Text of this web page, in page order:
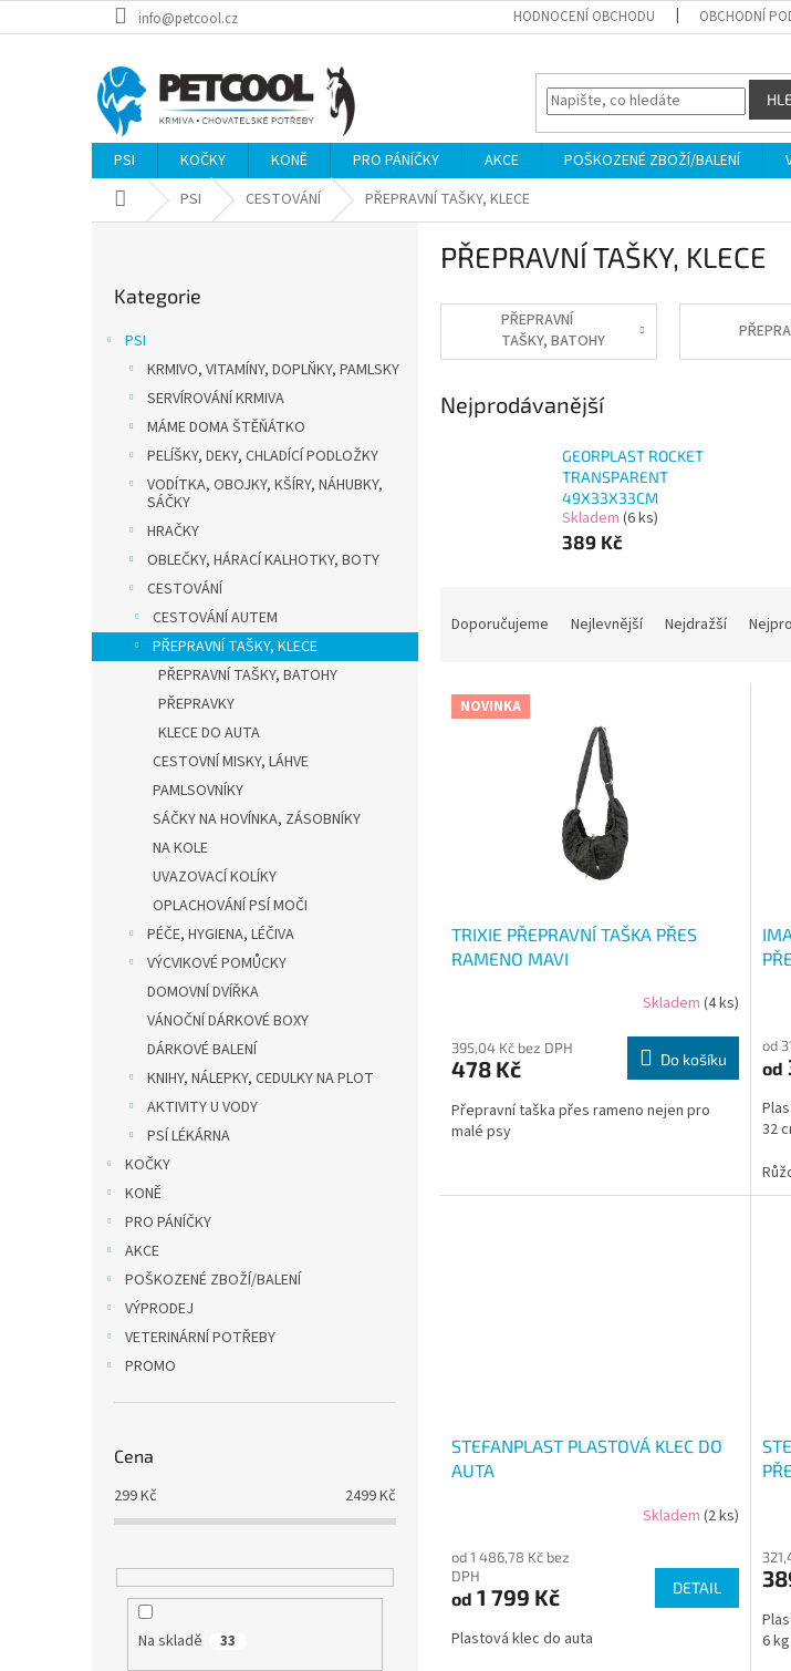
na
info@petcool.cz HODNOCENÍ OBCHODU OBCHODNÍ
PSI KOČKY KONĚ PRO PÁNÍČKY AKCE POŠKOZENÉ ZBOŽÍ/BALENÍ
Domů PSI CESTOVÁNÍ PŘEPRAVNÍ TAŠKY, KLECE
kategorie
Kategorie
PSI
KRMIVO, VITAMÍNY, DOPLŇKY, PAMLSKY
SERVÍROVÁNÍ KRMIVA
MÁME DOMA ŠTĚŇÁTKO
PELÍŠKY, DEKY, CHLADÍCÍ PODLOŽKY
VODÍTKA, OBOJKY, KŠÍRY, NÁHUBKY,
SÁČKY
HRAČKY
OBLEČKY, HÁRACÍ KALHOTKY, BOTY
CESTOVÁNÍ
CESTOVÁNÍ AUTEM
PŘEPRAVNÍ TAŠKY, KLECE
PŘEPRAVNÍ TAŠKY, BATOHY
PŘEPRAVKY
KLECE DO AUTA
CESTOVNÍ MISKY, LÁHVE
PAMLSOVNÍKY
SÁČKY NA HOVÍNKA, ZÁSOBNÍKY
NA KOLE
UVAZOVACÍ KOLÍKY
OPLACHOVÁNÍ PSÍ MOČI
PÉČE, HYGIENA, LÉČIVA
VÝCVIKOVÉ POMŮCKY
DOMOVNÍ DVÍŘKA
VÁNOČNÍ DÁRKOVÉ BOXY
DÁRKOVÉ BALENÍ
KNIHY, NÁLEPKY, CEDULKY NA PLOT
AKTIVITY U VODY
PSÍ LÉKÁRNA
KOČKY
KONĚ
PRO PÁNÍČKY
AKCE
POŠKOZENÉ ZBOŽÍ/BALENÍ
VÝPRODEJ
VETERINÁRNÍ POTŘEBY
PROMO
Cena
299Kč 2499Kč
Na skladě 33
PŘEPRAVNÍ TAŠKY, KLECE
PŘEPRAVNÍ
TAŠKY, BATOHY
Nejprodávanější
GEORPLAST ROCKET
TRANSPARENT
49X33X33CM
Skladem (6 ks)
389 Kč
n
Doporučujeme Nejlevnější Nejdražší
V NOVINKA
TRIXIE PŘEPRAVNÍ TAŠKA PŘES
RAMENO MAVI
Skladem (4 ks)
395,04 Kč bez DPH
478 Kč Do košíku
Přepravní taška přes rameno nejen pro
malé psy
od
od
32
STEFANPLAST PLASTOVÁ KLEC DO
AUTA
Skladem (2 ks)
od 1 486,78 Kč bez
DPH
od 1 799 Kč DETAIL
Plastová klec do auta
6 kg